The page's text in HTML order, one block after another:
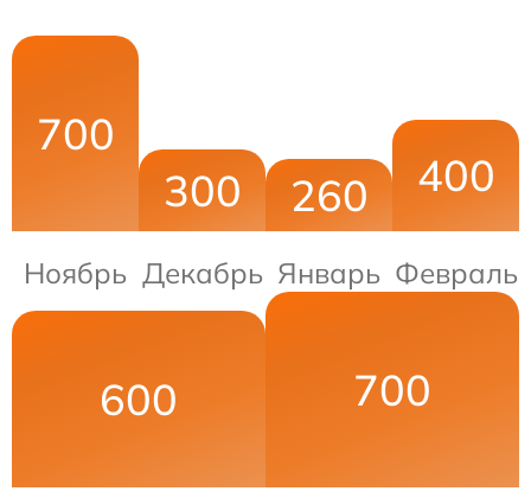
700
Ноябрь
300
Декабрь
260
Январь
400
Февраль
600 700